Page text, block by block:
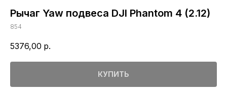
Рычаг Yaw подвеса DJI Phantom 4 (2.12)
854
5376,00 р.
КУПИТЬ